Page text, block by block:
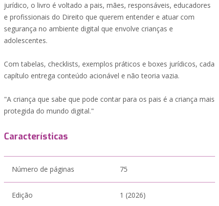
jurídico, o livro é voltado a pais, mães, responsáveis, educadores
e profissionais do Direito que querem entender e atuar com
segurança no ambiente digital que envolve crianças e
adolescentes.
Com tabelas, checklists, exemplos práticos e boxes jurídicos, cada
capítulo entrega conteúdo acionável e não teoria vazia.
"A criança que sabe que pode contar para os pais é a criança mais
protegida do mundo digital."
Características
Número de páginas 75
Edição 1 (2026)